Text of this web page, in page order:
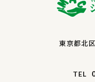
東京都北
TEL